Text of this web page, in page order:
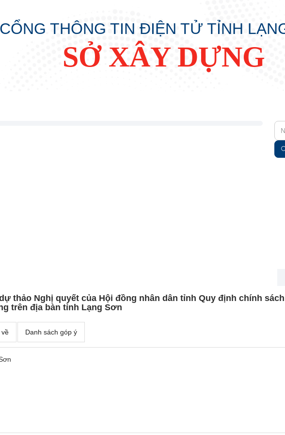
CỔNG THÔNG TIN ĐIỆN TỬ TỈNH
SỞ XÂY DỰNG
thảo Nghị quyết của Hội đồng nhân dân tỉnh Quy định chính
trên địa bàn tỉnh Lạng Sơn
về Danh sách góp ý